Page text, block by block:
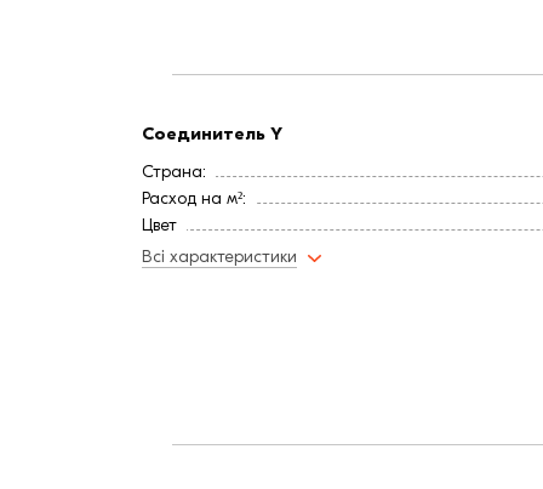
Соединитель Y
Страна:
Расход на м²:
Цвет
Покрытие
Всі характеристики